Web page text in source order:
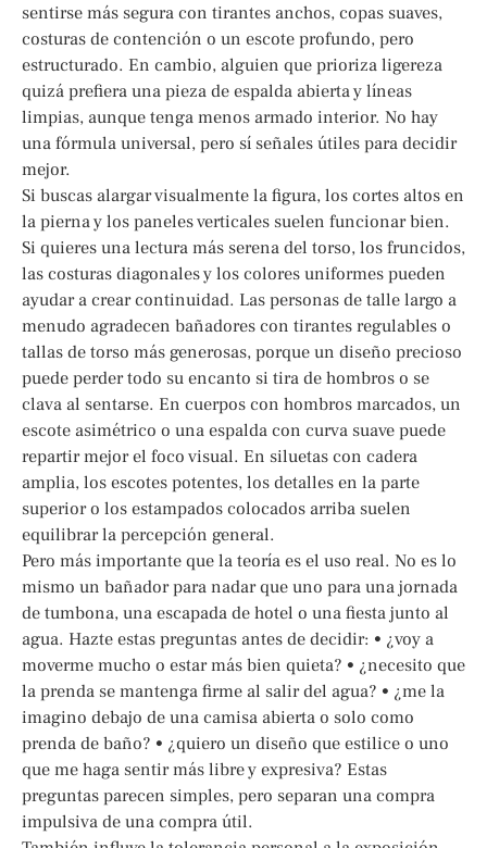
sentirse más segura con tirantes anchos, copas suaves,
costuras de contención o un escote profundo, pero
estructurado. En cambio, alguien que prioriza ligereza
quizá prefiera una pieza de espalda abierta y líneas
limpias, aunque tenga menos armado interior. No hay
una fórmula universal, pero sí señales útiles para decidir
mejor.
Si buscas alargar visualmente la figura, los cortes altos en
la pierna y los paneles verticales suelen funcionar bien.
Si quieres una lectura más serena del torso, los fruncidos,
las costuras diagonales y los colores uniformes pueden
ayudar a crear continuidad. Las personas de talle largo a
menudo agradecen bañadores con tirantes regulables o
tallas de torso más generosas, porque un diseño precioso
puede perder todo su encanto si tira de hombros o se
clava al sentarse. En cuerpos con hombros marcados, un
escote asimétrico o una espalda con curva suave puede
repartir mejor el foco visual. En siluetas con cadera
amplia, los escotes potentes, los detalles en la parte
superior o los estampados colocados arriba suelen
equilibrar la percepción general.
Pero más importante que la teoría es el uso real. No es lo
mismo un bañador para nadar que uno para una jornada
de tumbona, una escapada de hotel o una fiesta junto al
agua. Hazte estas preguntas antes de decidir: • ¿voy a
moverme mucho o estar más bien quieta? • ¿necesito que
la prenda se mantenga firme al salir del agua? • ¿me la
imagino debajo de una camisa abierta o solo como
prenda de baño? • ¿quiero un diseño que estilice o uno
que me haga sentir más libre y expresiva? Estas
preguntas parecen simples, pero separan una compra
impulsiva de una compra útil.